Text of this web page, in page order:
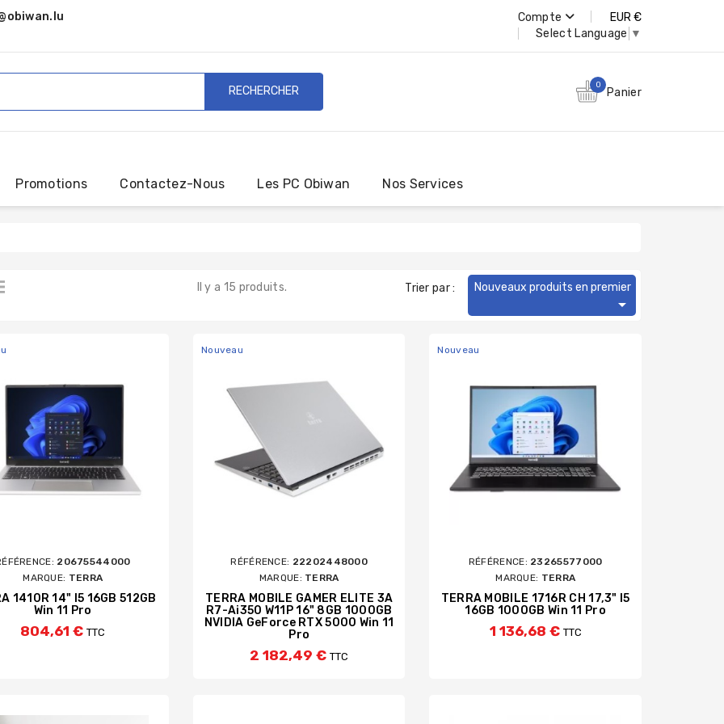
Compte
EUR €
Select Language ▼
RECHERCHER 0
Panier
Promotions Contactez-Nous Les PC Obiwan Nos Services
Il y a 15 produits. Trier par : Nouveaux produits en premier

20675544000
MARQUE: TERRA
1410R 14" I5 16GB 512GB
Win 11 Pro
804,61 €TTC
Nouveau
RÉFÉRENCE: 22202448000
MARQUE: TERRA
TERRA MOBILE GAMER ELITE 3A
R7-Ai350 W11P 16" 8GB 1000GB
NVIDIA GeForce RTX 5000 Win 11
Pro
2 182,49 €TTC
Nouveau
RÉFÉRENCE: 23265577000
MARQUE: TERRA
TERRA MOBILE 1716R CH 17,3" I5
16GB 1000GB Win 11 Pro
1 136,68 € TTC